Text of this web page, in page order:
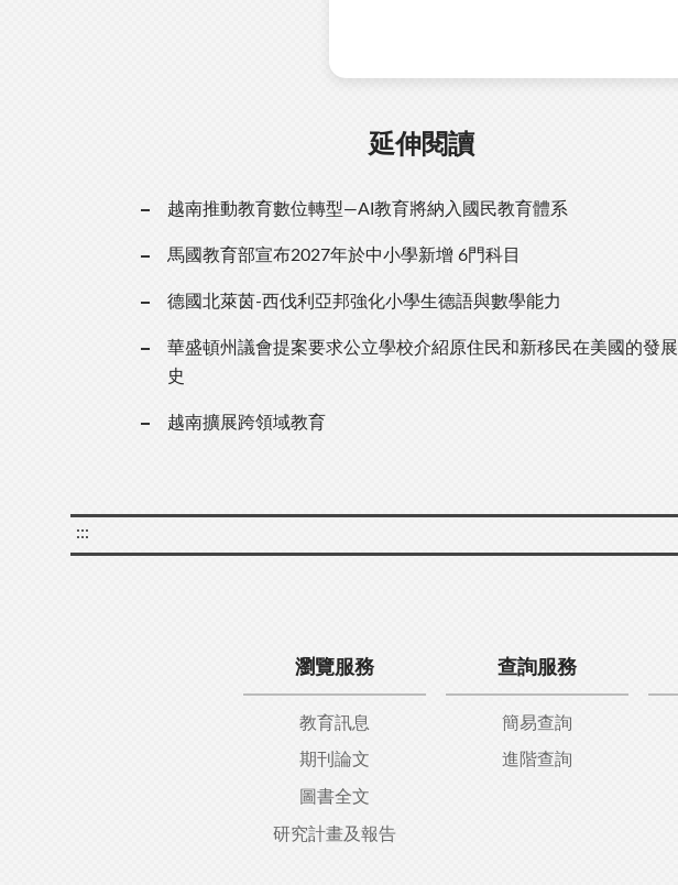
延伸閱讀
越南推動教育數位轉型—AI教育將納入國民教育體系
馬國教育部宣布2027年於中小學新增 6門科目
德國北萊茵-西伐利亞邦強化小學生德語與數學能力
華盛頓州議會提案要求公立學校介紹原住民和新移民在美國的發展
史
越南擴展跨領域教育
:::
瀏覽服務
教育訊息
期刊論文
圖書全文
研究計畫及報告
查詢服務
簡易查詢
進階查詢